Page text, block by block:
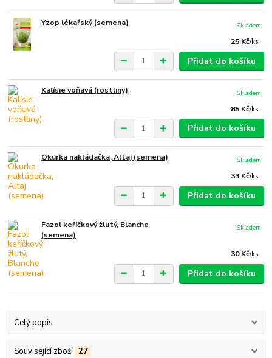
Yzop lékařský (semena)
25 Kč/ks
Skladem
Přidat do košíku
Kalísie voňavá (rostliny)
85 Kč/ks
Skladem
Přidat do košíku
Okurka nakládačka, Altaj (semena)
33 Kč/ks
Skladem
Přidat do košíku
Fazol keříčkový žlutý, Blanche
(semena)
30 Kč/ks
Skladem
Přidat do košíku
Celý popis
Související zboží 27